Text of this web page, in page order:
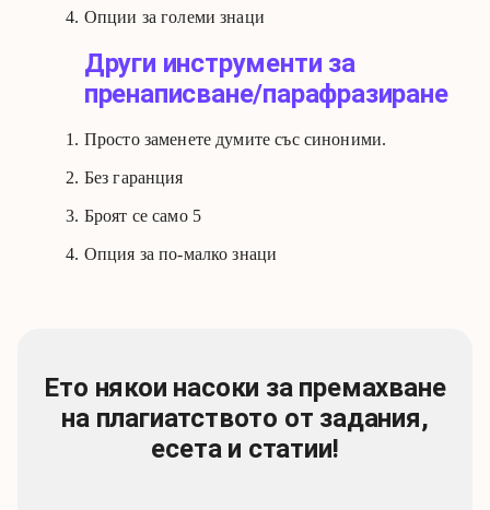
Опции за големи знаци
Други инструменти за
пренаписване/парафразиране
Просто заменете думите със синоними.
Без гаранция
Броят се само 5
Опция за по-малко знаци
Ето някои насоки за премахване
на плагиатството от задания,
есета и статии!